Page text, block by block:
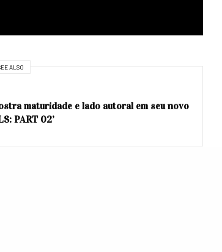
ALSO
maturidade e lado autoral em seu novo
PART 02’